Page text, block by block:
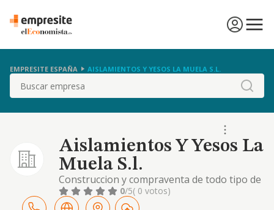
EMPRESITE ESPAÑA AISLAMIENTOS Y YESOS LA MUELA S.L.
Buscar
Aislamientos Y Yesos La
Muela S.l.
Construccion y compraventa de todo tipo de
edificaciones; compraventa de terrenos y
albanileria en general
0/5( 0 votos)